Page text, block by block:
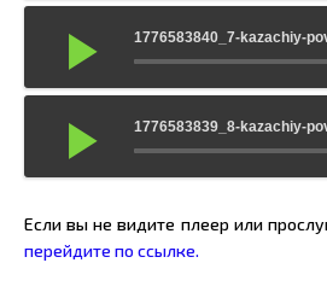
1776583840_7-kazachiy-
1776583839_8-kazachiy-
Если вы не видите плеер или
перейдите по ссылке.